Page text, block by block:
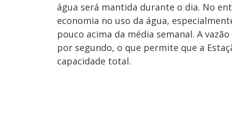
água será mantida durante o dia. No
economia no uso da água,
pouco acima da média semanal. A
por segundo, o que permite que a
capacidade total.